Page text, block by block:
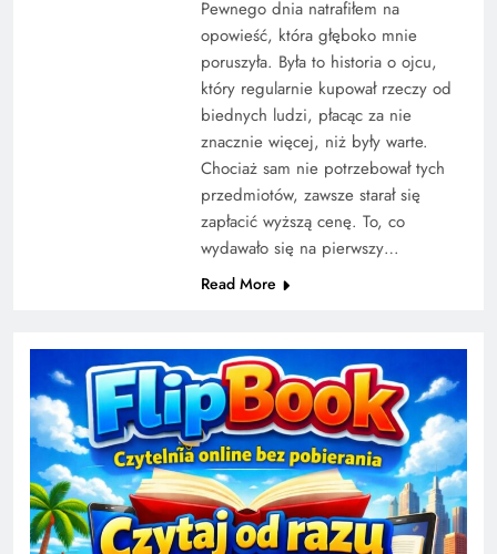
Pewnego dnia natrafiłem na
opowieść, która głęboko mnie
poruszyła. Była to historia o ojcu,
który regularnie kupował rzeczy od
biednych ludzi, płacąc za nie
znacznie więcej, niż były warte.
Chociaż sam nie potrzebował tych
przedmiotów, zawsze starał się
zapłacić wyższą cenę. To, co
wydawało się na pierwszy…
Read More